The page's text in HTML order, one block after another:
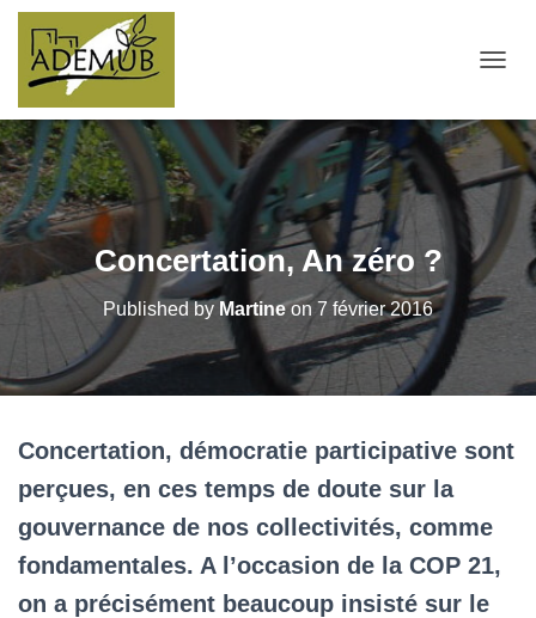
Concertation, An zéro ?
Published by Martineon 7 février 2016
Concertation, démocratie participative sont
perçues, en ces temps de doute sur la
gouvernance de nos collectivités, comme
fondamentales. A l’occasion de la COP 21,
on a précisément beaucoup insisté sur le